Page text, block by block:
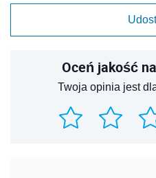
Oceń jakość
Twoja opinia jest